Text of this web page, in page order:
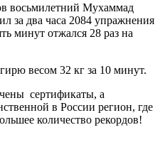
восьмилетний Мухаммад
за два часа 2084 упражнения
минут отжался 28 раз на
весом 32 кг за 10 минут.
сертификаты, а
в России регион, где
количество рекордов!